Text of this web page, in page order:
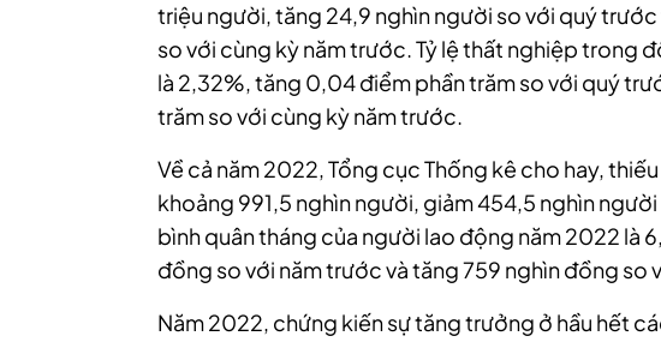
triệu người, tăng 24,9 nghìn người so với quý
so với cùng kỳ năm trước. Tỷ lệ thất nghiệp trong
là 2,32%, tăng 0,04 điểm phần trăm so với quý
trăm so với cùng kỳ năm trước.
Về cả năm 2022, Tổng cục Thống kê cho hay,
khoảng 991,5 nghìn người, giảm 454,5 nghìn
bình quân tháng của người lao động năm 2022 là
đồng so với năm trước và tăng 759 nghìn đồng so
Năm 2022, chứng kiến sự tăng trưởng ở hầu hết